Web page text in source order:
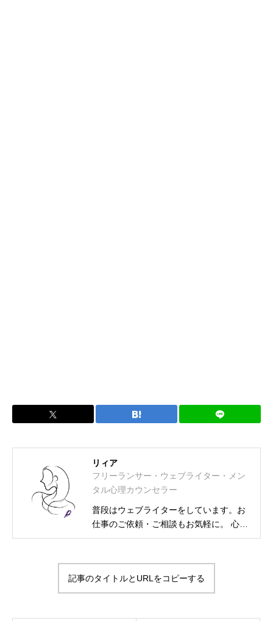
リィア
フリーランサー・ウェブライター・メン
タル心理カウンセラー
普段はウェブライターをしています。お
仕事のご依頼・ご相談もお気軽に。 心理
カウンセラー資格取得に伴い、相談募集
イター メンタル士心理カウンセラー・ア
ンガーカウンセラー 漢検2級・図書館司
書・HSS型HSP気質・INFJ-T-O-C（外殻
記事のタイトルとURLをコピーする